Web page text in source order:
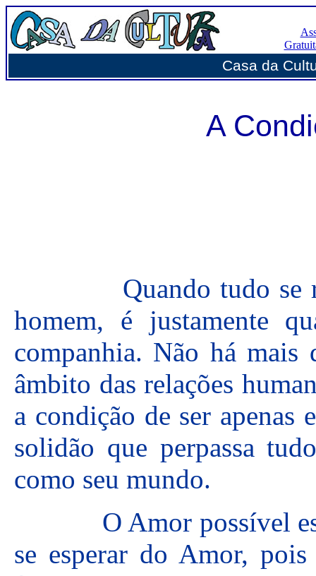
Casa da
A
Quando tudo se
homem, é justamente
companhia. Não há mais
âmbito das relações
a condição de ser apenas
solidão que perpassa
como seu mundo.
O Amor possível está
se esperar do Amor,